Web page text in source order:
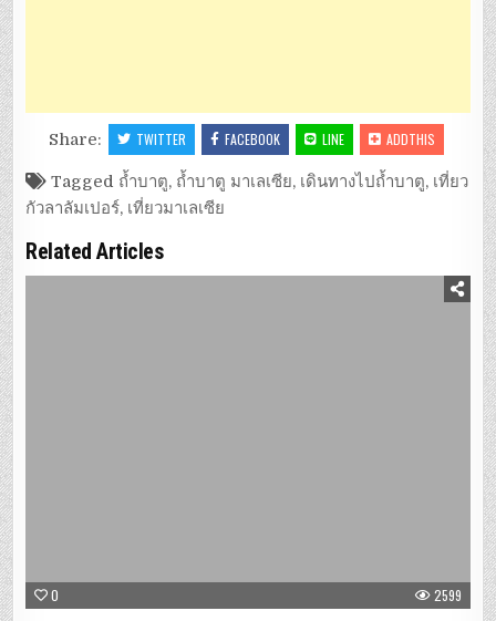
Share: TWITTER FACEBOOK LINE ADDTHIS
Tagged ถ้ำบาตู, ถ้ำบาตู มาเลเซีย, เดินทางไปถ้ำบาตู, เที่ยว
กัวลาลัมเปอร์, เที่ยวมาเลเซีย
Related Articles
0 2599